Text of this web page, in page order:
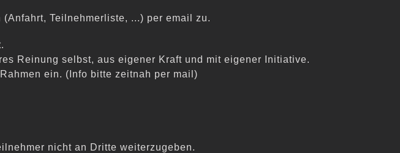
Teilnehmerliste, ...) per email zu.
Reinung selbst, aus eigener Kraft und mit eigener Initiative.
ein. (Info bitte zeitnah per mail)
nicht an Dritte weiterzugeben.